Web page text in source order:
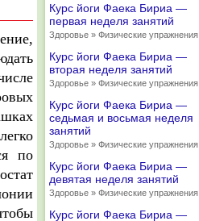
по
Курс йоги Фаека Бириа —
первая неделя занятий
Здоровье » Физические упражнения
Курс йоги Фаека Бириа —
вторая неделя занятий
Здоровье » Физические упражнения
Курс йоги Фаека Бириа —
седьмая и восьмая неделя
занятий
Здоровье » Физические упражнения
Курс йоги Фаека Бириа —
девятая неделя занятий
Здоровье » Физические упражнения
Курс йоги Фаека Бириа —